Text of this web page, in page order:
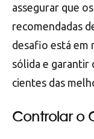
assegurar que
recomendadas
desafio está em
sólida e garantir
cientes das
Controlar o